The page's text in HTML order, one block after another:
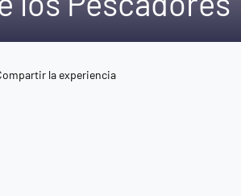
la experiencia